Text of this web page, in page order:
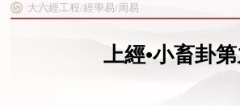
大六經工程/經學易/ 周易
上經•小畜卦